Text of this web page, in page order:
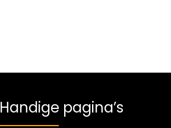
Handige pagina’s